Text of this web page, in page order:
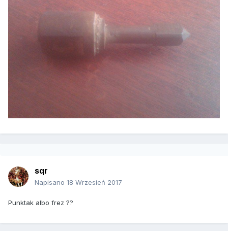
sqr
Napisano 18 Wrzesień 2017
Punktak albo frez ??